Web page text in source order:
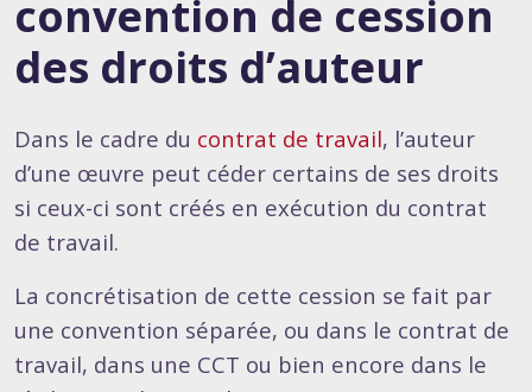
convention de cession
des droits d’auteur
Dans le cadre du contrat de travail, l’auteur
d’une œuvre peut céder certains de ses droits
si ceux-ci sont créés en exécution du contrat
de travail.
La concrétisation de cette cession se fait par
une convention séparée, ou dans le contrat de
travail, dans une CCT ou bien encore dans le